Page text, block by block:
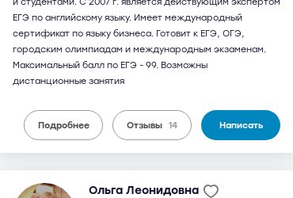
ЕГЭ по английскому языку. Имеет международный
сертификат по языку бизнеса. Готовит к ЕГЭ, ОГЭ,
городским олимпиадам и международным экзаменам.
Максимальный балл по ЕГЭ - 99. Возможны
дистанционные занятия
Подробнее Отзывы 14 Написать
Ольга Леонидовна